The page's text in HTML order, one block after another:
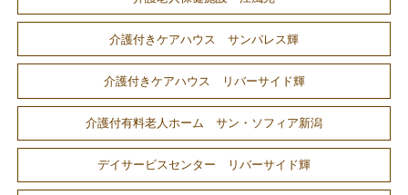
介護付きケアハウス サンパレス輝
介護付きケアハウス リバーサイド輝
介護付有料老人ホーム サン・ソフィア新潟
デイサービスセンター リバーサイド輝